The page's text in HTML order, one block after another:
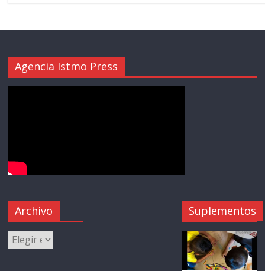
Agencia Istmo Press
Archivo Suplementos